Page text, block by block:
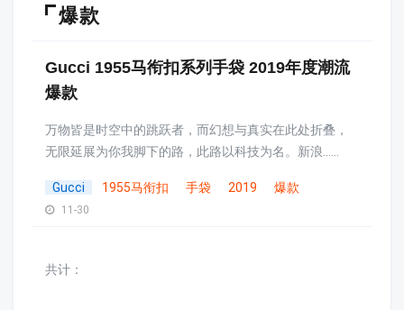
爆款
Gucci 1955马衔扣系列手袋 2019年度潮流
爆款
万物皆是时空中的跳跃者，而幻想与真实在此处折叠，
无限延展为你我脚下的路，此路以科技为名。新浪......
Gucci 1955马衔扣 手袋 2019 爆款
11-30
共计：